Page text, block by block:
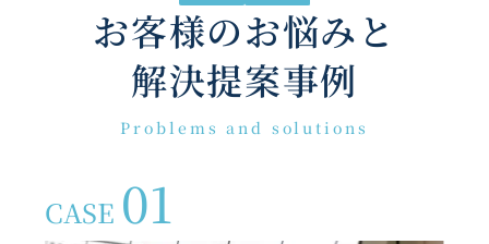
お客様のお悩みと
解決提案事例
Problems and solutions
CASE 01